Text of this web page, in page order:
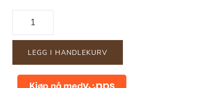
"Visdomskua"
antall
LEGG I HANDLEKURV